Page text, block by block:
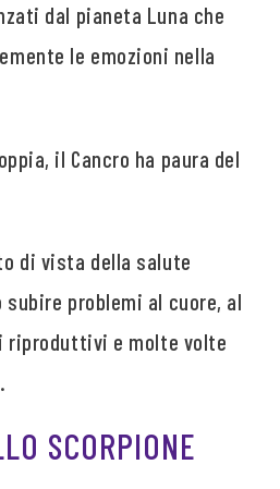
dal pianeta Luna che
le emozioni nella
il Cancro ha paura del
di vista della salute
subire problemi al cuore, al
riproduttivi e molte volte
SCORPIONE